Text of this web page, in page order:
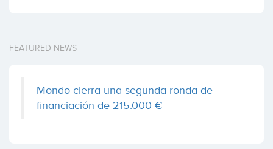
FEATURED NEWS
Mondo cierra una segunda ronda de
financiación de 215.000 €